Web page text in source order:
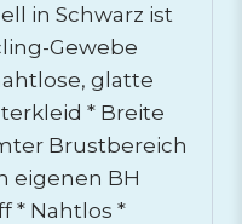
in Schwarz ist
Gewebe
glatte
* Breite
Brustbereich
eigenen BH
* Nahtlos *